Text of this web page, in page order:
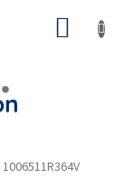
1006511R364V